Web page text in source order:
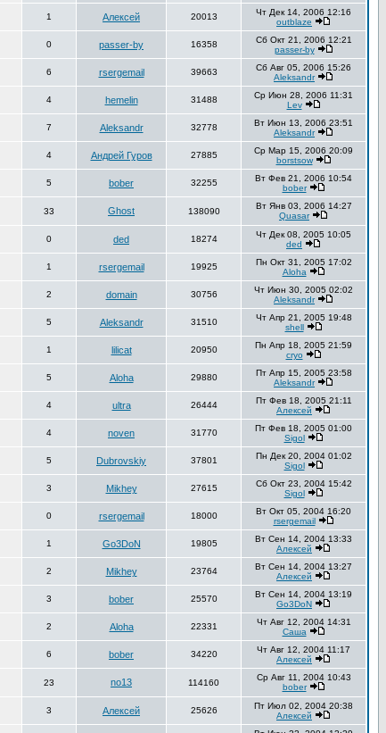
1 Алексей 20013
Чт Дек 14, 2006 12:16
outblaze
0 passer-by 16358
Сб Окт 21, 2006 12:21
passer-by
6 rsergemail 39663
Сб Авг 05, 2006 15:26
Aleksandr
4 hemelin 31488
Ср Июн 28, 2006 11:31
Lev
7 Aleksandr 32778
Вт Июн 13, 2006 23:51
Aleksandr
4 Андрей Гуров 27885
Ср Мар 15, 2006 20:09
borstsow
5 bober 32255
Вт Фев 21, 2006 10:54
bober
33 Ghost 138090
Вт Янв 03, 2006 14:27
Quasar
0 ded 18274
Чт Дек 08, 2005 10:05
ded
1 rsergemail 19925
Пн Окт 31, 2005 17:02
Aloha
2 domain 30756
Чт Июн 30, 2005 02:02
Aleksandr
5 Aleksandr 31510
Чт Апр 21, 2005 19:48
shell
1 lilicat 20950
Пн Апр 18, 2005 21:59
cryo
5 Aloha 29880
Пт Апр 15, 2005 23:58
Aleksandr
4 ultra 26444
Пт Фев 18, 2005 21:11
Алексей
4 noven 31770
Пт Фев 18, 2005 01:00
Sigol
5 Dubrovskiy 37801
Пн Дек 20, 2004 01:02
Sigol
3 Mikhey 27615
Сб Окт 23, 2004 15:42
Sigol
0 rsergemail 18000
Вт Окт 05, 2004 16:20
rsergemail
1 Go3DoN 19805
Вт Сен 14, 2004 13:33
Алексей
2 Mikhey 23764
Вт Сен 14, 2004 13:27
Алексей
3 bober 25570
Вт Сен 14, 2004 13:19
Go3DoN
2 Aloha 22331
Чт Авг 12, 2004 14:31
Саша
6 bober 34220
Чт Авг 12, 2004 11:17
Алексей
23 no13 114160
Ср Авг 11, 2004 10:43
bober
3 Алексей 25626
Пт Июл 02, 2004 20:38
Алексей